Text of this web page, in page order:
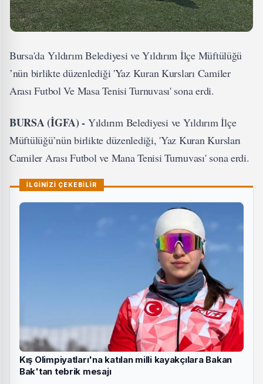
Bursa'da Yıldırım Belediyesi ve Yıldırım İlçe Müftülüğü
’nün birlikte düzenlediği 'Yaz Kuran Kursları Camiler
Arası Futbol Ve Masa Tenisi Turnuvası' sona erdi.
BURSA (İGFA) - Yıldırım Belediyesi ve Yıldırım İlçe
Müftülüğü’nün birlikte düzenlediği, 'Yaz Kuran Kursları
Camiler Arası Futbol ve Mana Tenisi Turnuvası' sona erdi.
İLGİNİZİ ÇEKEBİLİR
Kış Olimpiyatları'na katılan milli kayakçılara Bakan
Bak'tan tebrik mesajı